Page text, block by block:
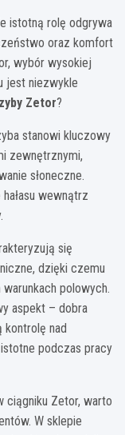
istotną rolę odgrywa
oraz komfort
wybór wysokiej
jest niezwykle
Zetor?
stanowi kluczowy
zewnętrznymi,
słoneczne.
wewnątrz
się
dzięki czemu
polowych.
aspekt – dobra
kontrolę nad
podczas pracy
ciągniku Zetor, warto
W sklepie